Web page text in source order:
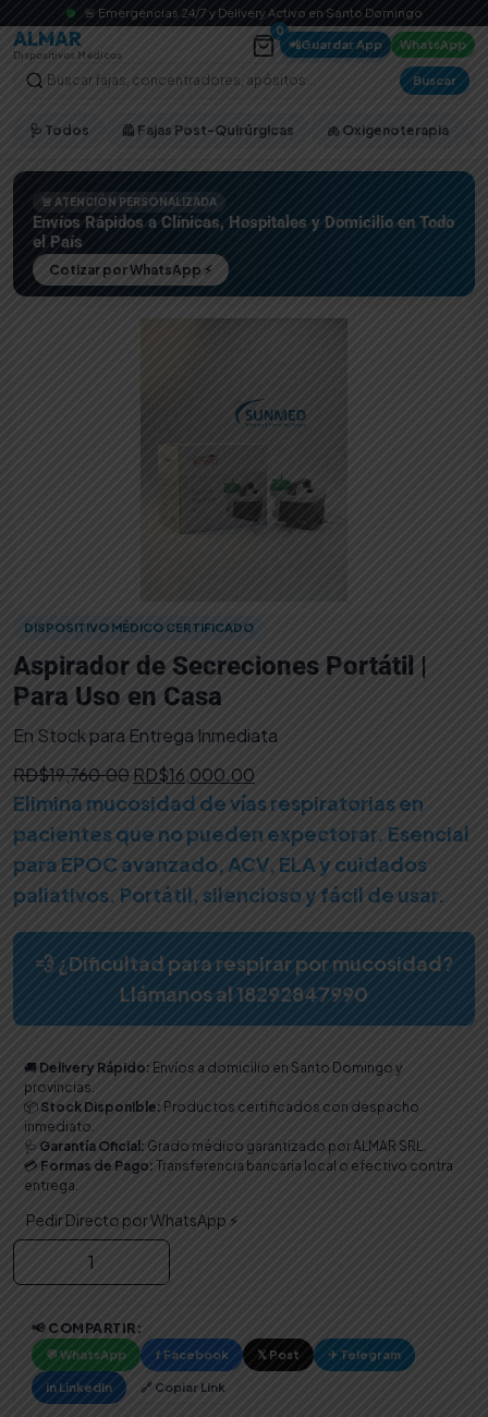
🚨 Emergencias 24/7 y Delivery Activo en Santo Domingo
ALMAR
Dispositivos Médicos
0
📲Guardar App WhatsApp
Buscar
🩺 Todos 🦺 Fajas Post-Quirúrgicas 🫁 Oxigenoterapia
🚨 ATENCIÓN PERSONALIZADA
Envíos Rápidos a Clínicas, Hospitales y Domicilio en Todo
el País
Cotizar por WhatsApp ⚡
DISPOSITIVO MÉDICO CERTIFICADO
Aspirador de Secreciones Portátil |
Para Uso en Casa
En Stock para Entrega Inmediata
RD$19,760.00 Original
price
was:
RD$19,760.00.
RD$16,000.00
price
is:
RD$16,000.00.
Elimina mucosidad de vías respiratorias en
pacientes que no pueden expectorar. Esencial
para EPOC avanzado, ACV, ELA y cuidados
paliativos. Portátil, silencioso y fácil de usar.
💨 ¿Dificultad para respirar por mucosidad?
Llámanos al 18292847990
🚚 Delivery Rápido: Envíos a domicilio en Santo Domingo y
provincias.
📦 Stock Disponible: Productos certificados con despacho
inmediato.
🩺 Garantía Oficial: Grado médico garantizado por ALMAR SRL.
💳 Formas de Pago: Transferencia bancaria local o efectivo contra
entrega.
Pedir Directo por WhatsApp ⚡
Aspirador
de
Portátil
Para
Uso
📢 COMPARTIR:
💬 WhatsApp f Facebook 𝕏 Post ✈ Telegram
in LinkedIn 🔗 Copiar Link